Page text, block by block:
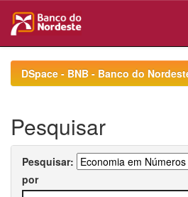
navigationDSpace - BNB - Banco do
Pesquisar
Pesquisar:
por